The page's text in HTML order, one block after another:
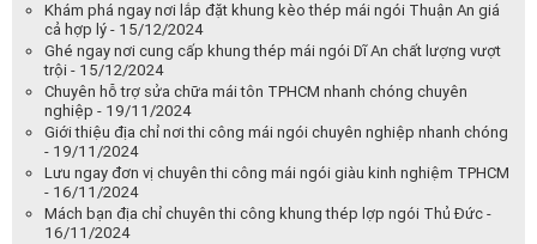
Khám phá ngay nơi lắp đặt khung kèo thép mái ngói Thuận An giá
cả hợp lý - 15/12/2024
Ghé ngay nơi cung cấp khung thép mái ngói Dĩ An chất lượng vượt
trội - 15/12/2024
Chuyên hỗ trợ sửa chữa mái tôn TPHCM nhanh chóng chuyên
nghiệp - 19/11/2024
Giới thiệu địa chỉ nơi thi công mái ngói chuyên nghiệp nhanh chóng
- 19/11/2024
Lưu ngay đơn vị chuyên thi công mái ngói giàu kinh nghiệm TPHCM
- 16/11/2024
Mách bạn địa chỉ chuyên thi công khung thép lợp ngói Thủ Đức -
16/11/2024